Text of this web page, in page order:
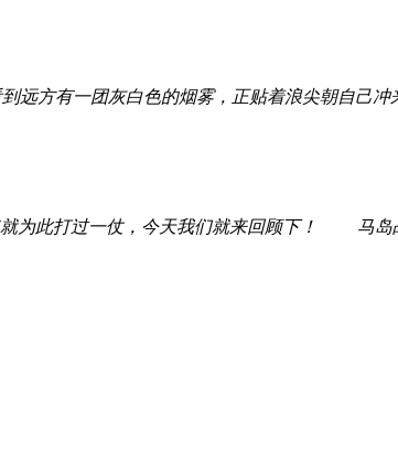
方有一团灰白色的烟雾，正贴着浪尖朝自己冲
为此打过一仗，今天我们就来回顾下！ 马